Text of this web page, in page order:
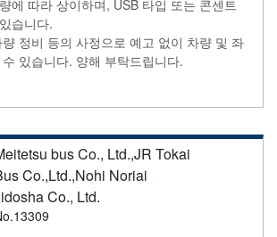
에 따라 상이하며, USB 타입 또는 콘센트
습니다.
량 정비 등의 사정으로 예고 없이 차량 및 좌
있습니다. 양해 부탁드립니다.
bus Co., Ltd.,JR Tokai
Co.,Ltd.,Nohi Noriai
Co., Ltd.